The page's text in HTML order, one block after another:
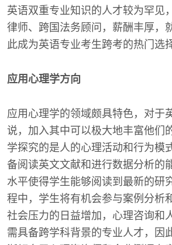
英语双重专业知识的人才较为罕见
律师、跨国法务顾问，薪酬丰厚，
此成为英语专业考生跨考的热门选
应用心理学方向
应用心理学的领域颇具特色，对于
说，加入其中可以极大地丰富他们
学探究的是人的心理活动和行为模
备阅读英文文献和进行数据分析的
水平使得学生能够阅读到最新的研
程中，学生将有机会参与案例分析
社会压力的日益增加，心理咨询和
需具备跨学科背景的专业人才，因